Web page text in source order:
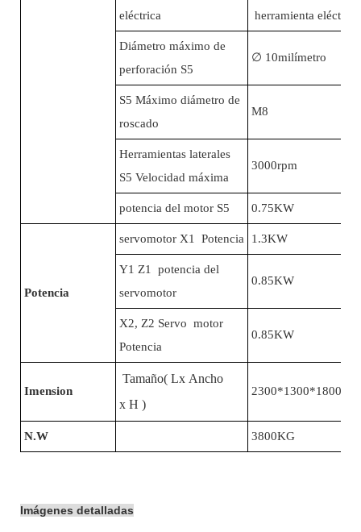
eléctrica herramienta
Diámetro máximo de
perforación S5
∅ 10milímetro
S5 Máximo diámetro de
roscado
M8
Herramientas laterales
S5 Velocidad máxima
3000rpm
potencia del motor S5 0.75KW
Potencia
servomotor X1 Potencia 1.3KW
Y1 Z1 potencia del
servomotor
0.85KW
X2, Z2 Servo motor
Potencia
0.85KW
Imension
Tamaño( Lx Ancho
x H )
N.W 3800KG
Imágenes detalladas